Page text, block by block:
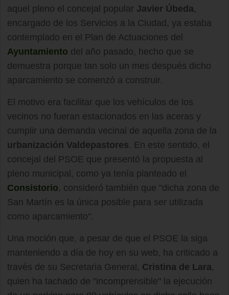
aquel pleno el concejal popular Javier Úbeda,
encargado de los Servicios a la Ciudad, ya estaba
contemplado en el Plan de Actuaciones del
Ayuntamiento del año pasado, hecho que se
demuestra porque tan solo un mes después dicho
aparcamiento se comenzó a construir.
El motivo era facilitar que los vehículos de los
vecinos no fueran estacionados en las aceras y
cumplir una demanda vecinal de aquella zona de la
urbanización Valdepastores. En este sentido, el
concejal del PSOE que presentó la propuesta al
pleno municipal, como ya tenía planteado el
Consistorio, consideró también que "dicha zona de
San Martín es la única posible para ser utilizada
como aparcamiento".
Una moción que, a pesar de que el PSOE la siga
manteniendo a día de hoy en su web, ha criticado a
través de su Secretaria General, Cristina de Lara,
quien ha tachado de "incomprensible" la ejecución